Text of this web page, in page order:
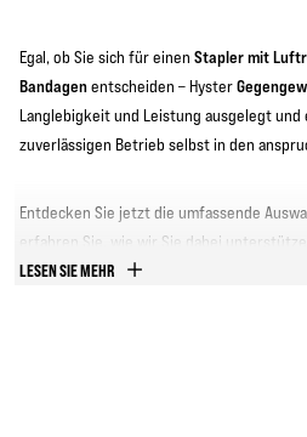
Egal, ob Sie sich für einen Stapler mit
Bandagenentscheiden – Hyster
Langlebigkeit und Leistung ausgelegt und
zuverlässigen Betrieb selbst in den
Entdecken Sie jetzt die umfassende
erfahren Sie, wie wir Sie dabei
Produktivität zu steigern und die
LESEN SIE MEHR